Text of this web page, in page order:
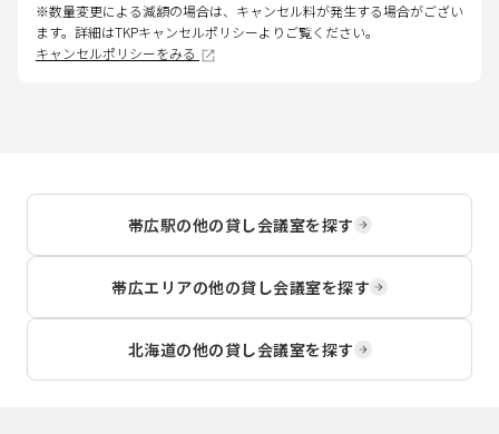
※数量変更による減額の場合は、キャンセル料が発生する場合がござい
ます。詳細はTKPキャンセルポリシーよりご覧ください。
キャンセルポリシーをみる
帯広駅の他の貸し会議室を探す
帯広エリアの他の貸し会議室を探す
北海道の他の貸し会議室を探す